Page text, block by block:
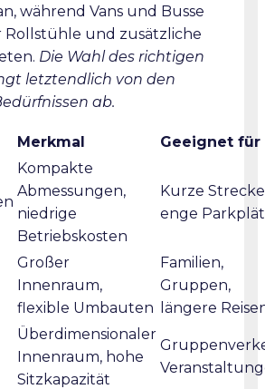
während Vans und Busse
und zusätzliche
Die Wahl des richtigen
letztendlich von den
ab.
Merkmal Geeignet für
Kompakte
Abmessungen,
niedrige
Betriebskosten
Kurze
enge
Großer
Innenraum,
flexible Umbauten
Familien,
Gruppen,
längere
Überdimensionaler
Innenraum, hohe
Sitzkapazität